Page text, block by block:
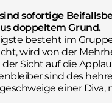
sofortige
doppeltem Grund.
besteht im
wird von der
Sicht auf die
sind des
einer Diva,